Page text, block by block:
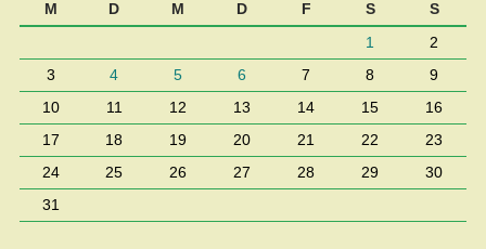
M D M D F S S
1
2
3
4 5 6 7 8
9
10
11 12 13 14 15
16
17
18 19 20 21 22
23
24
25 26 27 28 29
30
31